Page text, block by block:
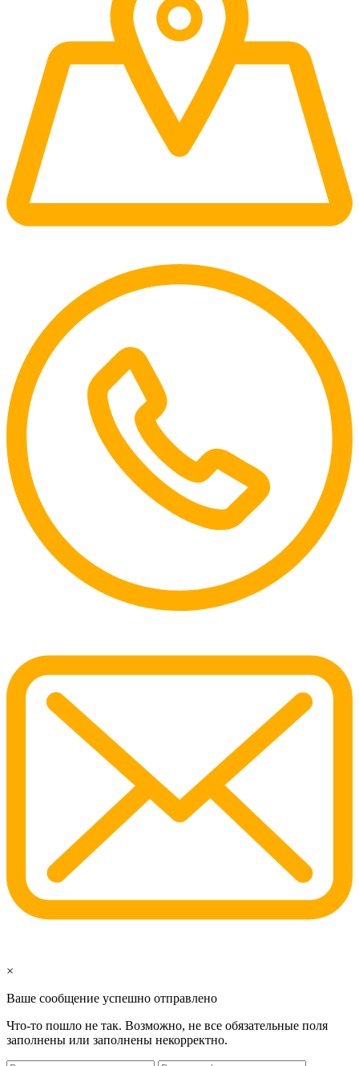
×
Ваше сообщение успешно отправлено
Что-то пошло не так. Возможно, не все обязательные поля
заполнены или заполнены некорректно.